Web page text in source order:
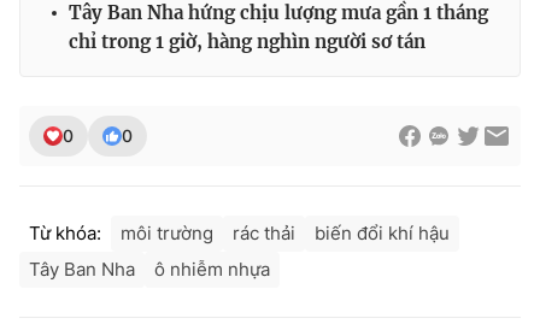
Tây Ban Nha hứng chịu lượng mưa gần 1 tháng
chỉ trong 1 giờ, hàng nghìn người sơ tán
0 0
Từ khóa: môi trường rác thải
biến đổi khí hậu
Tây Ban Nha
ô nhiễm nhựa